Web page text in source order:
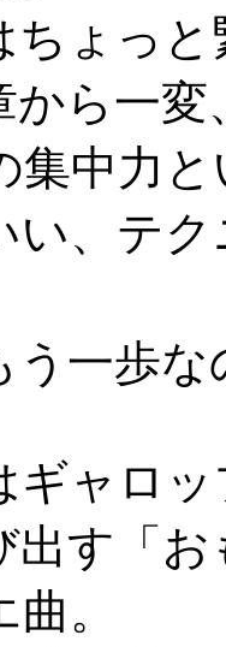
ちょっ
から一変
集中力
い、テ
う一歩
ギャロ
出す「
。